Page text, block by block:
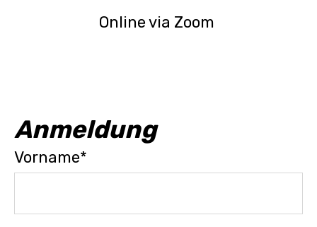
Online via Zoom
Anmeldung
Vorname*